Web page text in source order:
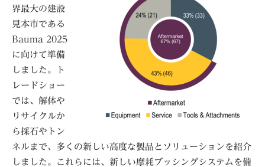
界最大の建設
見本市である
Bauma 2025
に向けて準備
しました。ト
レードショー
では、解体や
リサイクルか
ら採石やトン
ネルまで、多くの新しい高度な製品とソリューションを紹介
しました。これらには、新しい摩耗ブッシングシステムを備